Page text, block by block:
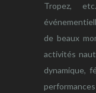
Tropez,
de beaux
activités
dynamique,